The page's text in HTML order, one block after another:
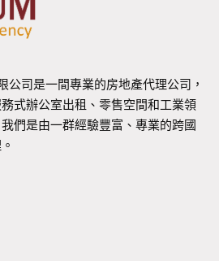
公司是一間專業的房地產代理公司，
式辦公室出租、零售空間和工業領
們是由一群經驗豐富、專業的跨國